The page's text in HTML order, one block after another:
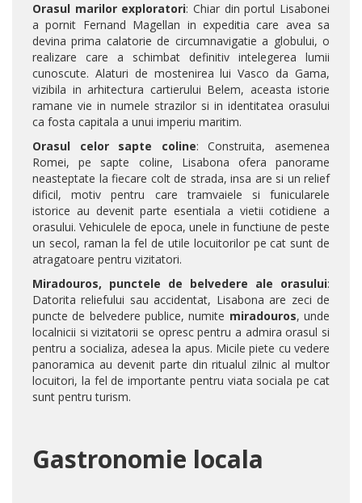
Orasul marilor exploratori: Chiar din portul Lisabonei
a pornit Fernand Magellan in expeditia care avea sa
devina prima calatorie de circumnavigatie a globului, o
realizare care a schimbat definitiv intelegerea lumii
cunoscute. Alaturi de mostenirea lui Vasco da Gama,
vizibila in arhitectura cartierului Belem, aceasta istorie
ramane vie in numele strazilor si in identitatea orasului
ca fosta capitala a unui imperiu maritim.
Orasul celor sapte coline: Construita, asemenea
Romei, pe sapte coline, Lisabona ofera panorame
neasteptate la fiecare colt de strada, insa are si un relief
dificil, motiv pentru care tramvaiele si funicularele
istorice au devenit parte esentiala a vietii cotidiene a
orasului. Vehiculele de epoca, unele in functiune de peste
un secol, raman la fel de utile locuitorilor pe cat sunt de
atragatoare pentru vizitatori.
Miradouros, punctele de belvedere ale orasului:
Datorita reliefului sau accidentat, Lisabona are zeci de
puncte de belvedere publice, numite miradouros, unde
localnicii si vizitatorii se opresc pentru a admira orasul si
pentru a socializa, adesea la apus. Micile piete cu vedere
panoramica au devenit parte din ritualul zilnic al multor
locuitori, la fel de importante pentru viata sociala pe cat
sunt pentru turism.
Gastronomie locala